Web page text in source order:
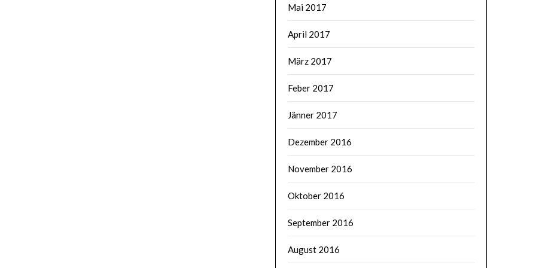
Mai 2017
April 2017
März 2017
Feber 2017
Jänner 2017
Dezember 2016
November 2016
Oktober 2016
September 2016
August 2016